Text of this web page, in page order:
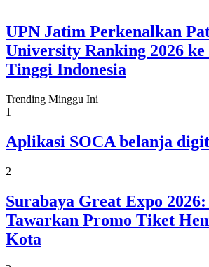
UPN Jatim Perkenalkan
University Ranking 2026
Tinggi Indonesia
Trending Minggu Ini
1
Aplikasi SOCA belanja
2
Surabaya Great Expo
Tawarkan Promo Tiket
Kota